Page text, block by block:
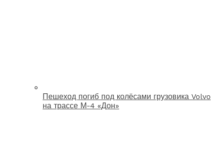
Пешеход погиб под колёсами грузовика Volvo
на трассе М-4 «Дон»